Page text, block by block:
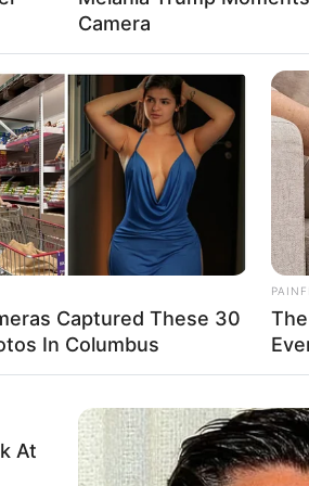
oleh Institut Teknologi
(Tel-U) bisa melejit
arrow_forward_ios Baca selengkapnya
Camera
Captured These 30
In Columbus
At